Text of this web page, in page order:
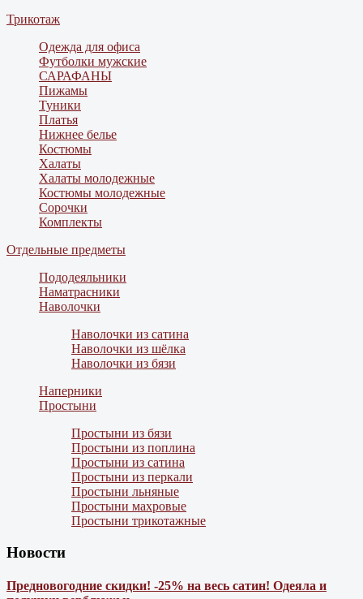
Трикотаж
Одежда для офиса
Футболки мужские
САРАФАНЫ
Пижамы
Туники
Платья
Нижнее белье
Костюмы
Халаты
Халаты молодежные
Костюмы молодежные
Сорочки
Комплекты
Отдельные предметы
Пододеяльники
Наматрасники
Наволочки
Наволочки из сатина
Наволочки из шёлка
Наволочки из бязи
Наперники
Простыни
Простыни из бязи
Простыни из поплина
Простыни из сатина
Простыни из перкали
Простыни льняные
Простыни махровые
Простыни трикотажные
Новости
Предновогодние скидки! -25% на весь сатин! Одеяла и